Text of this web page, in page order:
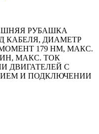
РУБАШКА
КАБЕЛЯ, ДИАМЕТР
179 HM, МАКС.
МАКС. ТОК
ДВИГАТЕЛЕЙ С
И ПОДКЛЮЧЕНИИ